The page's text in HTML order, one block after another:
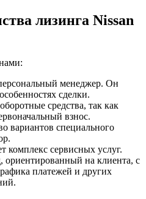
лизинга Nissan
менеджер. Он
сделки.
средства, так как
взнос.
вариантов специального
комплекс сервисных услуг.
на клиента, с
платежей и других